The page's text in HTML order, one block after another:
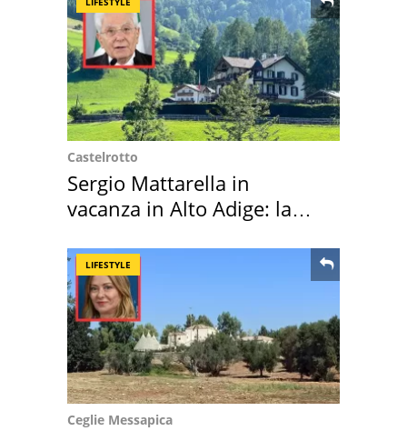
Castelrotto
Sergio Mattarella in
vacanza in Alto Adige: la
LIFESTYLE
Ceglie Messapica